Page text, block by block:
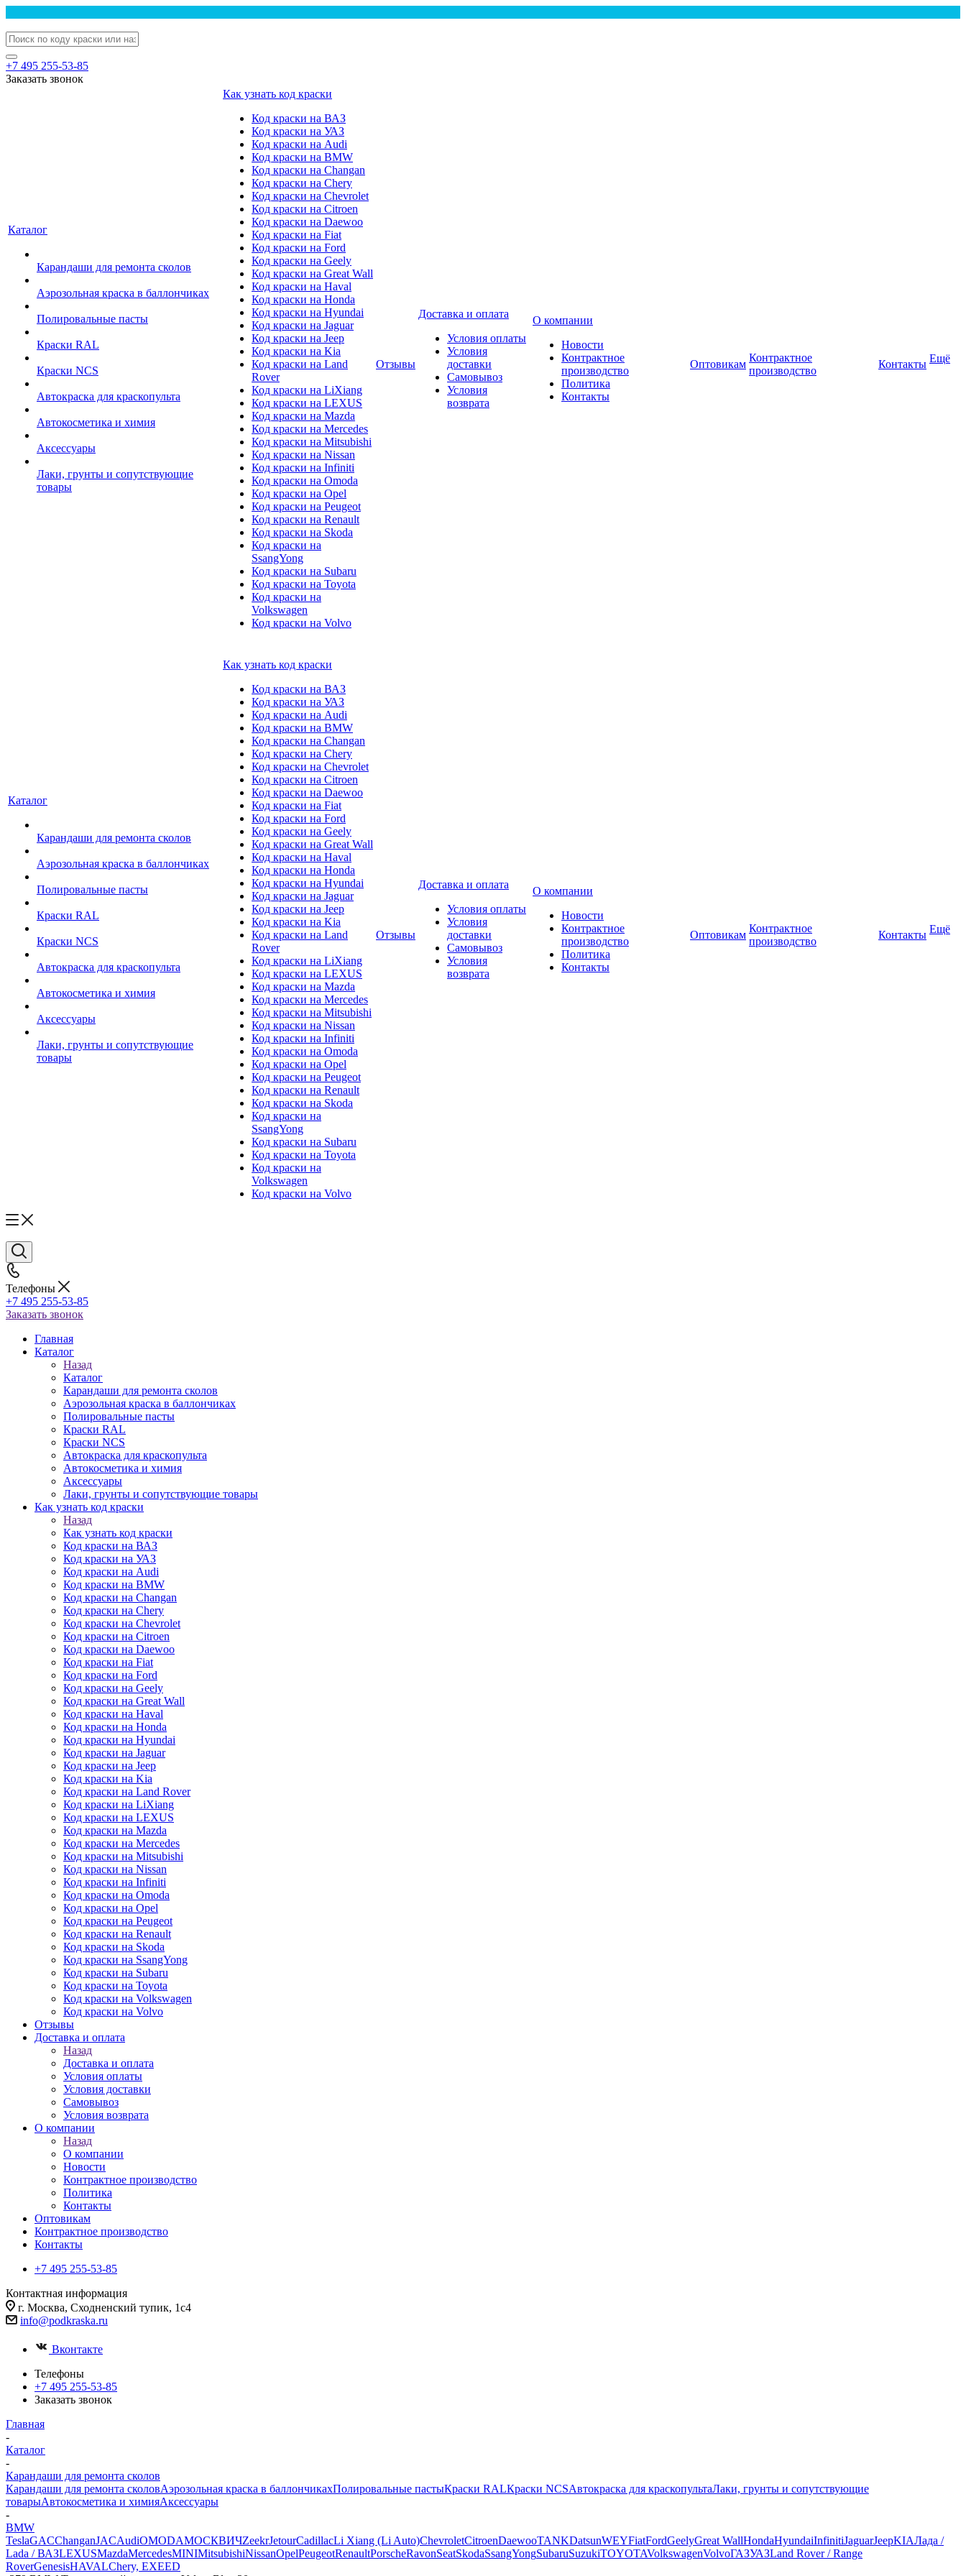
+7 495 255-53-85
Заказать звонок
Каталог
Карандаши для ремонта сколов
Аэрозольная краска в баллончиках
Полировальные пасты
Краски RAL
Краски NCS
Автокраска для краскопульта
Автокосметика и химия
Аксессуары
Лаки, грунты и сопутствующие
товары
Как узнать код краски
Код краски на ВАЗ
Код краски на УАЗ
Код краски на Audi
Код краски на BMW
Код краски на Changan
Код краски на Chery
Код краски на Chevrolet
Код краски на Citroen
Код краски на Daewoo
Код краски на Fiat
Код краски на Ford
Код краски на Geely
Код краски на Great Wall
Код краски на Haval
Код краски на Honda
Код краски на Hyundai
Код краски на Jaguar
Код краски на Jeep
Код краски на Kia
Код краски на Land
Rover
Код краски на LiXiang
Код краски на LEXUS
Код краски на Mazda
Код краски на Mercedes
Код краски на Mitsubishi
Код краски на Nissan
Код краски на Infiniti
Код краски на Omoda
Код краски на Opel
Код краски на Peugeot
Код краски на Renault
Код краски на Skoda
Код краски на
SsangYong
Код краски на Subaru
Код краски на Toyota
Код краски на
Volkswagen
Код краски на Volvo
Отзывы
Доставка и оплата
Условия оплаты
Условия
доставки
Самовывоз
Условия
возврата
О компании
Новости
Контрактное
производство
Политика
Контакты
Оптовикам
Контрактное
производство
Контакты Ещё
Каталог
Карандаши для ремонта сколов
Аэрозольная краска в баллончиках
Полировальные пасты
Краски RAL
Краски NCS
Автокраска для краскопульта
Автокосметика и химия
Аксессуары
Лаки, грунты и сопутствующие
товары
Как узнать код краски
Код краски на ВАЗ
Код краски на УАЗ
Код краски на Audi
Код краски на BMW
Код краски на Changan
Код краски на Chery
Код краски на Chevrolet
Код краски на Citroen
Код краски на Daewoo
Код краски на Fiat
Код краски на Ford
Код краски на Geely
Код краски на Great Wall
Код краски на Haval
Код краски на Honda
Код краски на Hyundai
Код краски на Jaguar
Код краски на Jeep
Код краски на Kia
Код краски на Land
Rover
Код краски на LiXiang
Код краски на LEXUS
Код краски на Mazda
Код краски на Mercedes
Код краски на Mitsubishi
Код краски на Nissan
Код краски на Infiniti
Код краски на Omoda
Код краски на Opel
Код краски на Peugeot
Код краски на Renault
Код краски на Skoda
Код краски на
SsangYong
Код краски на Subaru
Код краски на Toyota
Код краски на
Volkswagen
Код краски на Volvo
Отзывы
Доставка и оплата
Условия оплаты
Условия
доставки
Самовывоз
Условия
возврата
О компании
Новости
Контрактное
производство
Политика
Контакты
Оптовикам
Контрактное
производство
Контакты Ещё
Телефоны
+7 495 255-53-85
Заказать звонок
Главная
Каталог
Назад
Каталог
Карандаши для ремонта сколов
Аэрозольная краска в баллончиках
Полировальные пасты
Краски RAL
Краски NCS
Автокраска для краскопульта
Автокосметика и химия
Аксессуары
Лаки, грунты и сопутствующие товары
Как узнать код краски
Назад
Как узнать код краски
Код краски на ВАЗ
Код краски на УАЗ
Код краски на Audi
Код краски на BMW
Код краски на Changan
Код краски на Chery
Код краски на Chevrolet
Код краски на Citroen
Код краски на Daewoo
Код краски на Fiat
Код краски на Ford
Код краски на Geely
Код краски на Great Wall
Код краски на Haval
Код краски на Honda
Код краски на Hyundai
Код краски на Jaguar
Код краски на Jeep
Код краски на Kia
Код краски на Land Rover
Код краски на LiXiang
Код краски на LEXUS
Код краски на Mazda
Код краски на Mercedes
Код краски на Mitsubishi
Код краски на Nissan
Код краски на Infiniti
Код краски на Omoda
Код краски на Opel
Код краски на Peugeot
Код краски на Renault
Код краски на Skoda
Код краски на SsangYong
Код краски на Subaru
Код краски на Toyota
Код краски на Volkswagen
Код краски на Volvo
Отзывы
Доставка и оплата
Назад
Доставка и оплата
Условия оплаты
Условия доставки
Самовывоз
Условия возврата
О компании
Назад
О компании
Новости
Контрактное производство
Политика
Контакты
Оптовикам
Контрактное производство
Контакты
+7 495 255-53-85
Контактная информация
г. Москва, Сходненский тупик, 1с4
info@podkraska.ru
Вконтакте
Телефоны
+7 495 255-53-85
Заказать звонок
Главная
-
Каталог
-
Карандаши для ремонта сколов
Карандаши для ремонта сколовАэрозольная краска в баллончикахПолировальные пастыКраски RALКраски NCSАвтокраска для краскопультаЛаки, грунты и сопутствующие
товарыАвтокосметика и химияАксессуары
-
BMW
TeslaGACChanganJACAudiOMODAМОСКВИЧZeekrJetourCadillacLi Xiang (Li Auto)ChevroletCitroenDaewooTANKDatsunWEYFiatFordGeelyGreat WallHondaHyundaiInfinitiJaguarJeepKIAЛада /
Lada / ВАЗLEXUSMazdaMercedesMINIMitsubishiNissanOpelPeugeotRenaultPorscheRavonSeatSkodaSsangYongSubaruSuzukiTOYOTAVolkswagenVolvoГАЗУАЗLand Rover / Range
RoverGenesisHAVALChery, EXEED